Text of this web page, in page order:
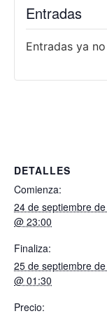
DETALLES
Comienza:
24 de septiembre de
@ 23:00
Finaliza:
25 de septiembre de
@ 01:30
Precio:
Entradas
Entradas ya